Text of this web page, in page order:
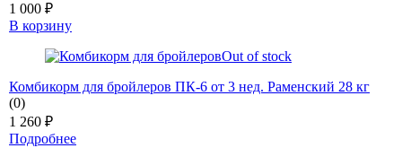
1 000 ₽
В корзину
Out of stock
Комбикорм для бройлеров ПК-6 от 3 нед. Раменский 28 кг
(0)
1 260 ₽
Подробнее